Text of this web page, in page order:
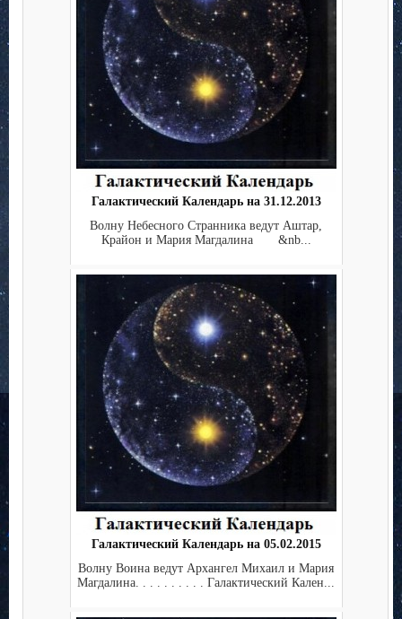
Галактический Календарь на 31.12.2013
Волну Небесного Странника ведут Аштар,
Крайон и Мария Магдалина &nb...
Галактический Календарь на 05.02.2015
Волну Воина ведут Архангел Михаил и Мария
Магдалина. . . . . . . . . . Галактический Кален...